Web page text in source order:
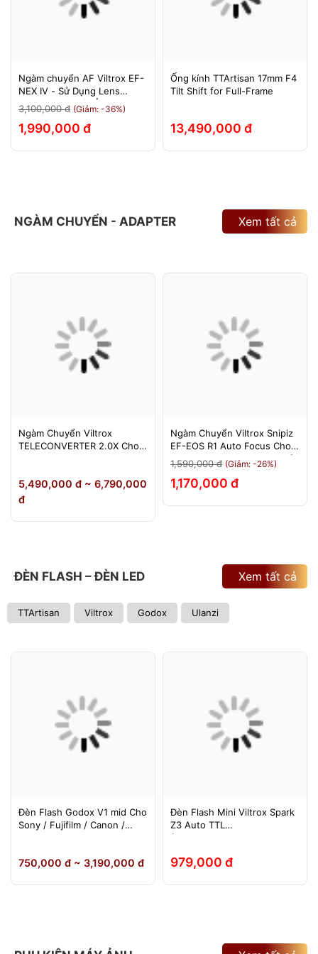
Ngàm chuyển AF Viltrox EF-
NEX IV - Sử Dụng Lens
Canon Trên Máy Ảnh Sony
E-Mount - Bảo Hành 12
Tháng.
3,100,000 đ (Giảm: -36%)
1,990,000 đ
Ống kính TTArtisan 17mm F4
Tilt Shift for Full-Frame
13,490,000 đ
NGÀM CHUYỂN - ADAPTER Xem tất cả
Ngàm Chuyển Viltrox
TELECONVERTER 2.0X Cho
Tháng
5,490,000 đ ~ 6,790,000
đ
Ngàm Chuyển Viltrox Snipiz
EF-EOS R1 Auto Focus Cho
Canon EOS R/RP/R5/R6 - Bảo
Hành 12 Tháng 1 Đổi 1
1,590,000 đ (Giảm: -26%)
1,170,000 đ
ĐÈN FLASH – ĐÈN LED
TTArtisan Viltrox Godox Ulanzi
Xem tất cả
Đèn Flash Godox V1 mid Cho
Sony / Fujifilm / Canon /
750,000 đ ~ 3,190,000 đ
Đèn Flash Mini Viltrox Spark
Z3 Auto TTL
(Fuji/Sony/Canon/Nikon)
979,000 đ